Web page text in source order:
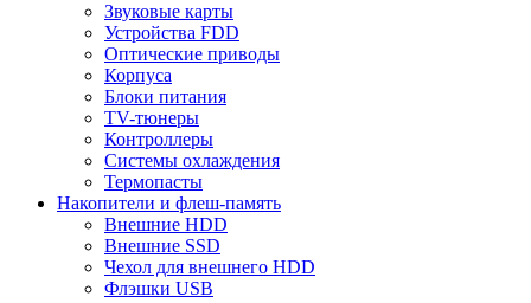
Звуковые карты
Устройства FDD
Оптические приводы
Корпуса
Блоки питания
TV-тюнеры
Контроллеры
Системы охлаждения
Термопасты
Накопители и флеш-память
Внешние HDD
Внешние SSD
Чехол для внешнего HDD
Флэшки USB